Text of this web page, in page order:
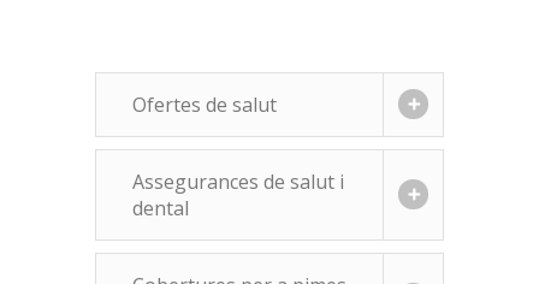
Ofertes de salut
Assegurances de salut i
dental